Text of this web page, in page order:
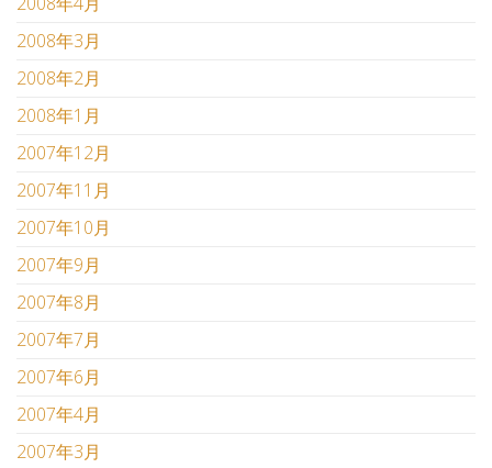
2008年3月
2008年2月
2008年1月
2007年12月
2007年11月
2007年10月
2007年9月
2007年8月
2007年7月
2007年6月
2007年4月
2007年3月